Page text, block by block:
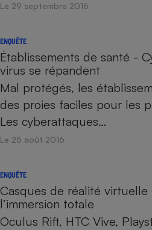
Le 29 septembre 2016
ENQUÊTE
Établissements de santé -
virus se répandent
Mal protégés, les
des proies faciles pour les
Les cyberattaques…
Le 25 août 2016
ENQUÊTE
Casques de réalité virtuelle
l’immersion totale
Oculus Rift, HTC Vive,